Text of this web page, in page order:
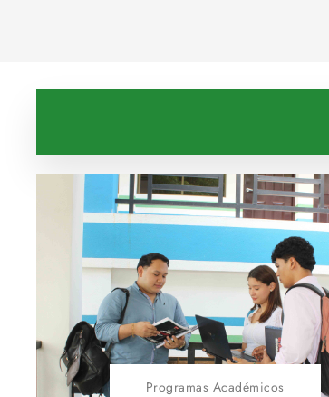
Programas Académicos